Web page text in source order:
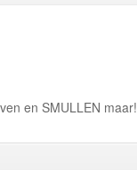
en SMULLEN maar!